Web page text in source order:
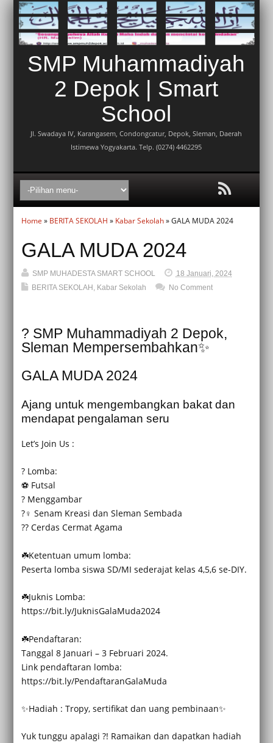
SMP Muhammadiyah
2 Depok | Smart
School
Jl. Swadaya IV, Karangasem, Condongcatur, Depok, Sleman, Daerah
Istimewa Yogyakarta. Telp. (0274) 4462295
Home » BERITA SEKOLAH » Kabar Sekolah» GALA MUDA 2024
GALA MUDA 2024
SMP MUHADESTA SMART SCHOOL
18 Januari, 2024
BERITA SEKOLAH Kabar Sekolah No Comment
? SMP Muhammadiyah 2 Depok,
Sleman Mempersembahkan✨
GALA MUDA 2024
Ajang untuk mengembangkan bakat dan
mendapat pengalaman seru
Let’s Join Us :
? Lomba:
⚽ Futsal
?️ Menggambar
?‍♀️ Senam Kreasi dan Sleman Sembada
?‍? Cerdas Cermat Agama
☘️Ketentuan umum lomba:
Peserta lomba siswa SD/MI sederajat kelas 4,5,6 se-DIY.
☘️Juknis Lomba:
https://bit.ly/JuknisGalaMuda2024
☘️Pendaftaran:
Tanggal 8 Januari – 3 Februari 2024.
Link pendaftaran lomba:
https://bit.ly/PendaftaranGalaMuda
✨Hadiah : Tropy, sertifikat dan uang pembinaan✨
Yuk tunggu apalagi ?! Ramaikan dan dapatkan hadiah